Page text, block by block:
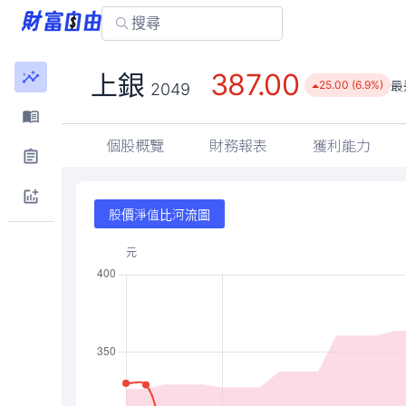
上銀 2049 387.00 25.00 (6.9%)
個股概覽 財務報表 獲利能力
股價淨值比河流圖